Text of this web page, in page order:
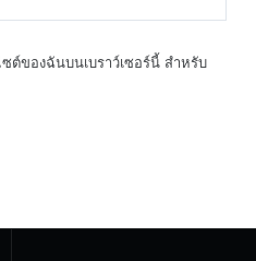
ต์ของฉันบนเบราว์เซอร์นี้ สำหรับ